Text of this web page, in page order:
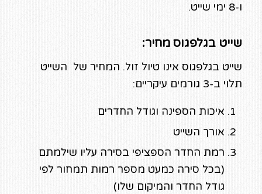
ו-8 ימי שייט.
שייט בגלפגוס מחיר:
שייט בגלפגוס אינו טיול זול. המחיר של השייט
תלוי ב-3 גורמים עיקריים:
איכות הספינה וגודל החדרים
אורך השייט
רמת החדר הספציפי בסירה עליו שילמתם
(בכל סירה כמעט מספר רמות תמחור לפי
גודל החדר והמיקום שלו)